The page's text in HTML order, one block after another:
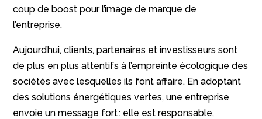
coup de boost pour l’image de marque de
l’entreprise.
Aujourd’hui, clients, partenaires et investisseurs sont
de plus en plus attentifs à l’empreinte écologique des
sociétés avec lesquelles ils font affaire. En adoptant
des solutions énergétiques vertes, une entreprise
envoie un message fort : elle est responsable,